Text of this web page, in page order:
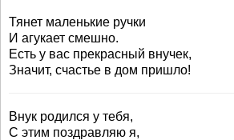
Тянет маленькие ручки
И агукает смешно.
Есть у вас прекрасный внучек,
Значит, счастье в дом пришло!
Внук родился у тебя,
С этим поздравляю я,